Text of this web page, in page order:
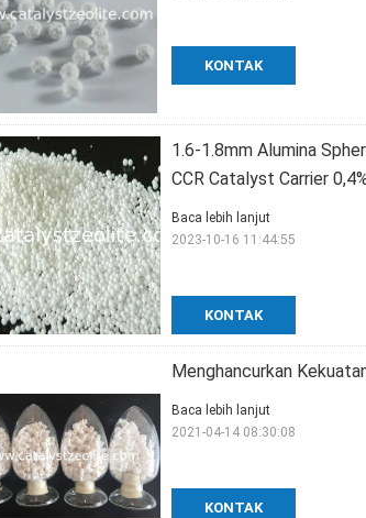
KONTAK
1.6-1.8mm Alumina
CCR Catalyst Carrier
KONTAK
Baca lebih lanjut
2023-10-16 11:44:55
Menghancurkan
KONTAK
Baca lebih lanjut
2021-04-14 08:30:08